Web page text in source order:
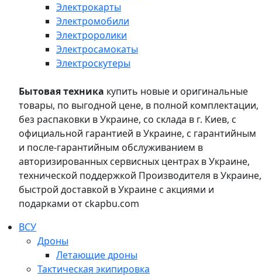
Электрокарты
Электромобили
Электроролики
Электросамокаты
Электроскутеры
Бытовая техника купить новые и оригинальные
товары, по выгодной цене, в полной комплектации,
без распаковки в Украине, со склада в г. Киев, с
официальной гарантией в Украине, с гарантийным
и после-гарантийным обслуживанием в
авторизированных сервисных центрах в Украине,
технической поддержкой Производителя в Украине,
быстрой доставкой в Украине с акциями и
подарками от ckapbu.com
ВСУ
Дроны
Летающие дроны
Тактическая экипировка